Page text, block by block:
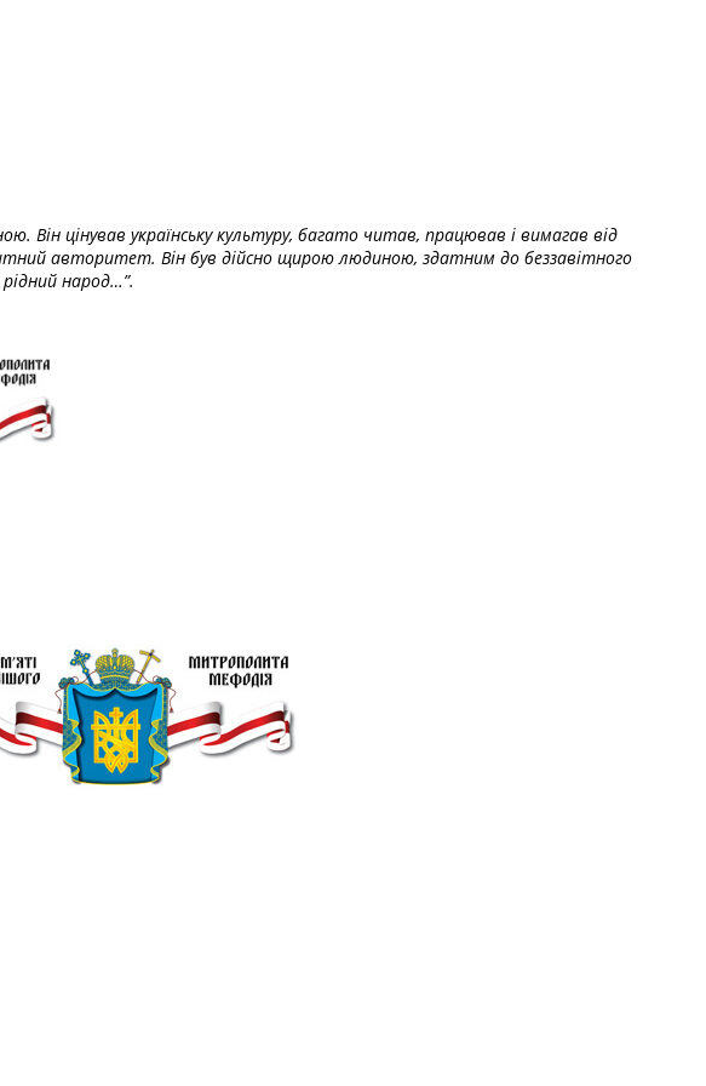
Він цінував українську культуру, багато читав, працював і вимагав від
авторитет. Він був дійсно щирою людиною, здатним до беззавітного
народ…”.